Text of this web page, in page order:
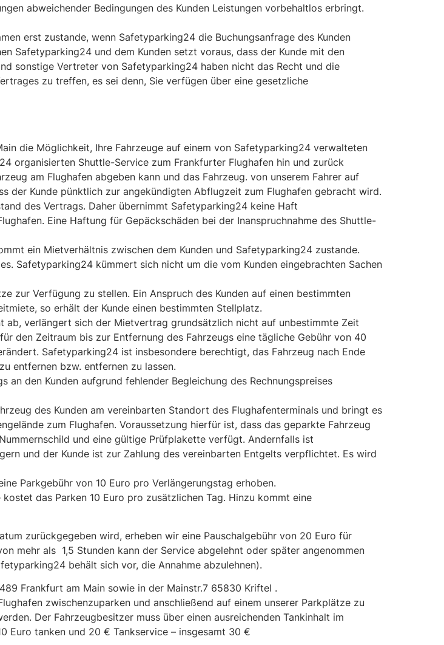
abweichender Bedingungen des Kunden Leistungen vorbehaltlos erbringt.
erst zustande, wenn Safetyparking24 die Buchungsanfrage des Kunden
Safetyparking24 und dem Kunden setzt voraus, dass der Kunde mit den
sonstige Vertreter von Safetyparking24 haben nicht das Recht und die
zu treffen, es sei denn, Sie verfügen über eine gesetzliche
die Möglichkeit, Ihre Fahrzeuge auf einem von Safetyparking24 verwalteten
organisierten Shuttle-Service zum Frankfurter Flughafen hin und zurück
am Flughafen abgeben kann und das Fahrzeug. von unserem Fahrer auf
der Kunde pünktlich zur angekündigten Abflugzeit zum Flughafen gebracht wird.
des Vertrags. Daher übernimmt Safetyparking24 keine Haft
Eine Haftung für Gepäckschäden bei der Inanspruchnahme des Shuttle-
ein Mietverhältnis zwischen dem Kunden und Safetyparking24 zustande.
Safetyparking24 kümmert sich nicht um die vom Kunden eingebrachten Sachen
zur Verfügung zu stellen. Ein Anspruch des Kunden auf einen bestimmten
so erhält der Kunde einen bestimmten Stellplatz.
ab, verlängert sich der Mietvertrag grundsätzlich nicht auf unbestimmte Zeit
den Zeitraum bis zur Entfernung des Fahrzeugs eine tägliche Gebühr von 40
Safetyparking24 ist insbesondere berechtigt, das Fahrzeug nach Ende
entfernen bzw. entfernen zu lassen.
den Kunden aufgrund fehlender Begleichung des Rechnungspreises
des Kunden am vereinbarten Standort des Flughafenterminals und bringt es
zum Flughafen. Voraussetzung hierfür ist, dass das geparkte Fahrzeug
und eine gültige Prüfplakette verfügt. Andernfalls ist
und der Kunde ist zur Zahlung des vereinbarten Entgelts verpflichtet. Es wird
Parkgebühr von 10 Euro pro Verlängerungstag erhoben.
das Parken 10 Euro pro zusätzlichen Tag. Hinzu kommt eine
zurückgegeben wird, erheben wir eine Pauschalgebühr von 20 Euro für
mehr als 1,5 Stunden kann der Service abgelehnt oder später angenommen
behält sich vor, die Annahme abzulehnen).
Frankfurt am Main sowie in der Mainstr.7 65830 Kriftel .
zwischenzuparken und anschließend auf einem unserer Parkplätze zu
Der Fahrzeugbesitzer muss über einen ausreichenden Tankinhalt im
Euro tanken und 20 € Tankservice – insgesamt 30 €